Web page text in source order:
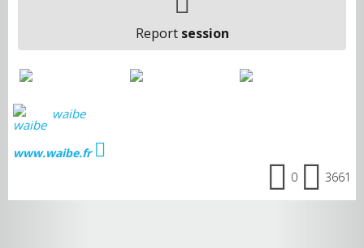
Report session
waibe
www.waibe.fr
0
3661